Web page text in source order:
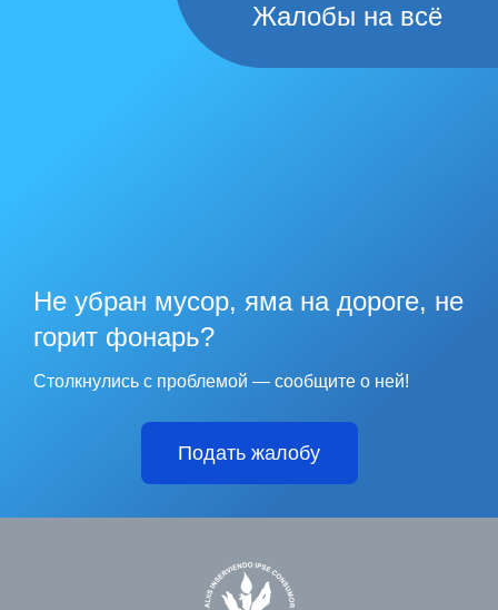
Жалобы на всё
Не убран мусор, яма на дороге, не
горит фонарь?
Столкнулись с проблемой — сообщите о ней!
Подать жалобу